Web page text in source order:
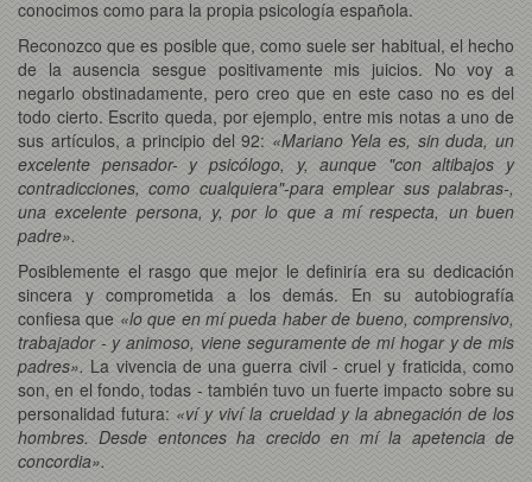
conocimos como para la propia psicología española.
Reconozco que es posible que, como suele ser habitual, el hecho
de la ausencia sesgue positivamente mis juicios. No voy a
negarlo obstinadamente, pero creo que en este caso no es del
todo cierto. Escrito queda, por ejemplo, entre mis notas a uno de
sus artículos, a principio del 92: «Mariano Yela es, sin duda, un
excelente pensador- y psicólogo, y, aunque "con altibajos y
contradicciones, como cualquiera"-para emplear sus palabras-,
una excelente persona, y, por lo que a mí respecta, un buen
padre».
Posiblemente el rasgo que mejor le definiría era su dedicación
sincera y comprometida a los demás. En su autobiografía
confiesa que «lo que en mí pueda haber de bueno, comprensivo,
trabajador - y animoso, viene seguramente de mi hogar y de mis
padres». La vivencia de una guerra civil - cruel y fraticida, como
son, en el fondo, todas - también tuvo un fuerte impacto sobre su
personalidad futura: «ví y viví la crueldad y la abnegación de los
hombres. Desde entonces ha crecido en mí la apetencia de
concordia».